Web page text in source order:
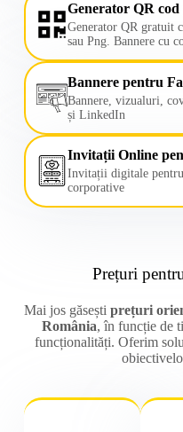
Generator QR
Generator QR gratuit
sau Png. Bannere cu
Bannere pentru
Bannere, vizualuri,
și LinkedIn
Invitații Online
Invitații digitale pentru
corporative
Prețuri
Mai jos găseștiprețuri
România, în funcție de
funcționalități. Oferim